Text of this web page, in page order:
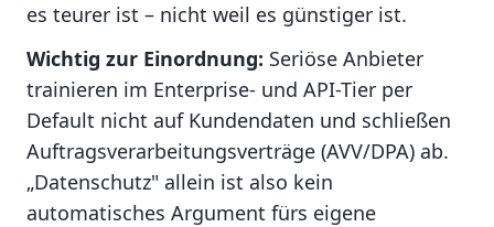
es teurer ist – nicht weil es günstiger ist.
Wichtig zur Einordnung: Seriöse Anbieter
trainieren im Enterprise- und API-Tier per
Default nicht auf Kundendaten und schließen
Auftragsverarbeitungsverträge (AVV/DPA) ab.
„Datenschutz" allein ist also kein
automatisches Argument fürs eigene